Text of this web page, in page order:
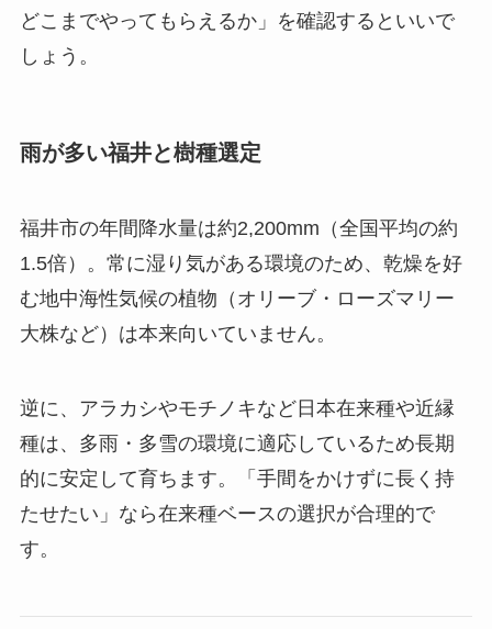
どこまでやってもらえるか」を確認するといいで
しょう。
雨が多い福井と樹種選定
福井市の年間降水量は約2,200mm（全国平均の約
1.5倍）。常に湿り気がある環境のため、乾燥を好
む地中海性気候の植物（オリーブ・ローズマリー
大株など）は本来向いていません。
逆に、アラカシやモチノキなど日本在来種や近縁
種は、多雨・多雪の環境に適応しているため長期
的に安定して育ちます。「手間をかけずに長く持
たせたい」なら在来種ベースの選択が合理的で
す。